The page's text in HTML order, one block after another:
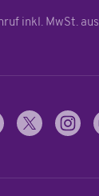
inkl. MwSt. aus